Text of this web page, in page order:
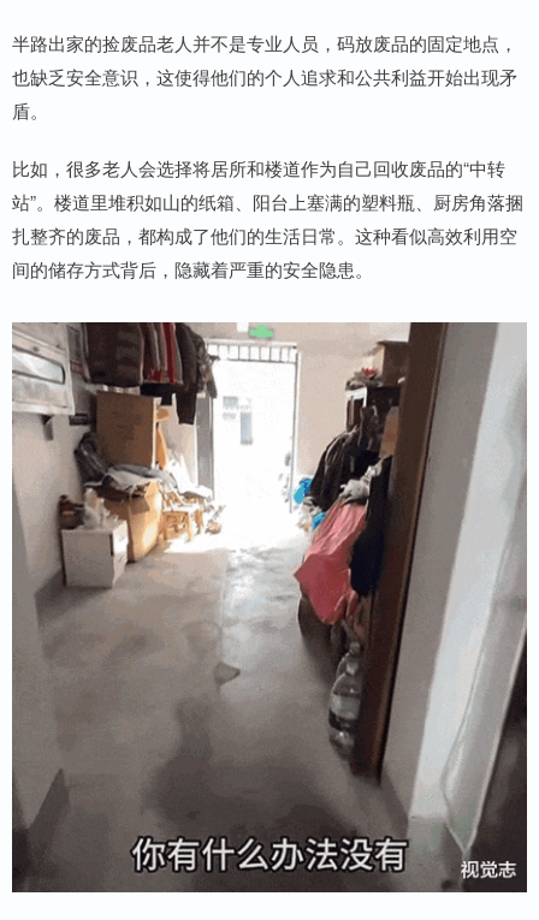
半路出家的捡废品老人并不是专业人员，码放废品的固定地点，
也缺乏安全意识，这使得他们的个人追求和公共利益开始出现矛
盾。
比如，很多老人会选择将居所和楼道作为自己回收废品的“中转
站”。楼道里堆积如山的纸箱、阳台上塞满的塑料瓶、厨房角落捆
扎整齐的废品，都构成了他们的生活日常。这种看似高效利用空
间的储存方式背后，隐藏着严重的安全隐患。